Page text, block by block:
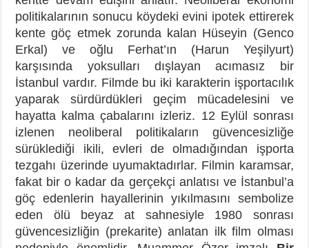
politikalarının sonucu köydeki evini ipotek ettirerek
kente göç etmek zorunda kalan Hüseyin (Genco
Erkal) ve oğlu Ferhat’ın (Harun Yeşilyurt)
karşısında yoksulları dışlayan acımasız bir
İstanbul vardır. Filmde bu iki karakterin işportacılık
yaparak sürdürdükleri geçim mücadelesini ve
hayatta kalma çabalarını izleriz. 12 Eylül sonrası
izlenen neoliberal politikaların güvencesizliğe
sürüklediği ikili, evleri de olmadığından işporta
tezgahı üzerinde uyumaktadırlar. Filmin karamsar,
fakat bir o kadar da gerçekçi anlatısı ve İstanbul’a
göç edenlerin hayallerinin yıkılmasını sembolize
eden ölü beyaz at sahnesiyle 1980 sonrası
güvencesizliğin (prekarite) anlatan ilk film olması